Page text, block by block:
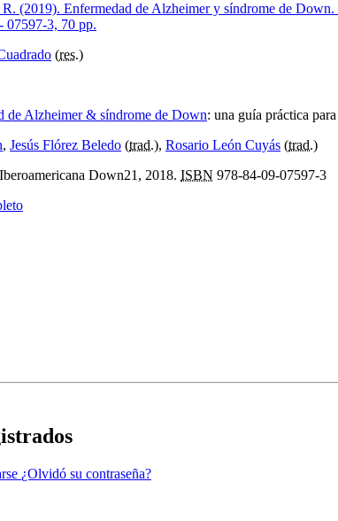
(2019). Enfermedad de Alzheimer y síndrome de
07597-3, 70 pp.
(res.)
de Alzheimer & síndrome de Down: una guía práctica
, Jesús Flórez Beledo (trad.), Rosario León Cuyás (trad.)
Down21, 2018. ISBN 978-84-09-07597-3
¿Olvidó su contraseña?